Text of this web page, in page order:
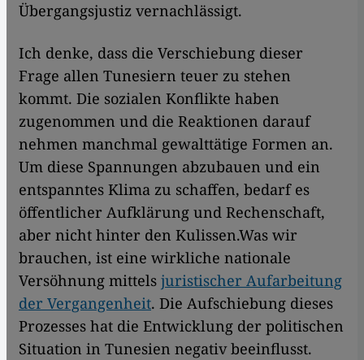
Übergangsjustiz vernachlässigt.
Ich denke, dass die Verschiebung dieser
Frage allen Tunesiern teuer zu stehen
kommt. Die sozialen Konflikte haben
zugenommen und die Reaktionen darauf
nehmen manchmal gewalttätige Formen an.
Um diese Spannungen abzubauen und ein
entspanntes Klima zu schaffen, bedarf es
öffentlicher Aufklärung und Rechenschaft,
aber nicht hinter den Kulissen.Was wir
brauchen, ist eine wirkliche nationale
Versöhnung mittels juristischer Aufarbeitung
der Vergangenheit. Die Aufschiebung dieses
Prozesses hat die Entwicklung der politischen
Situation in Tunesien negativ beeinflusst.